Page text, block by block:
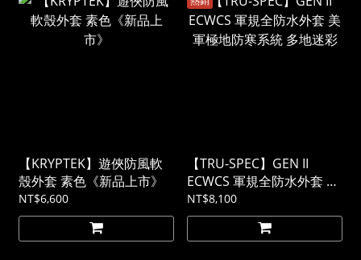
【KRYPTEK】遊俠防風軟
殼外套 素色《新品上市》
NT$6,600
【TRU-SPEC】GEN II
ECWCS 軍規全防水外套 美
軍極地防寒系統 多地迷彩
NT$8,100